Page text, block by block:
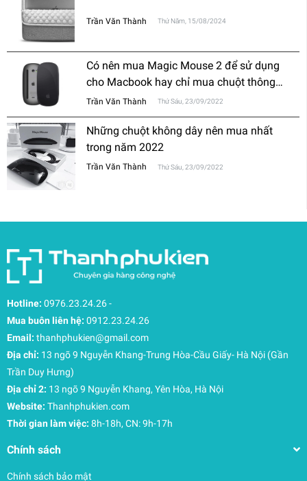
Trần Văn Thành Thứ Năm, 15/08/2024
Có nên mua Magic Mouse 2 để sử dụng
cho Macbook hay chỉ mua chuột thông
thường?
Trần Văn Thành Thứ Sáu, 23/09/2022
Những chuột không dây nên mua nhất
trong năm 2022
Trần Văn Thành Thứ Sáu, 23/09/2022
Hotline: 0976.23.24.26-
Mua buôn liên hệ: 0912.23.24.26
Email: thanhphukien@gmail.com
Địa chỉ: 13 ngõ 9 Nguyễn Khang-Trung Hòa-Cầu Giấy- Hà Nội (Gần
Trần Duy Hưng)
Địa chỉ 2: 13 ngõ 9 Nguyễn Khang, Yên Hòa, Hà Nội
Website: Thanhphukien.com
Thời gian làm việc: 8h-18h, CN: 9h-17h
Chính sách
Chính sách bảo mật